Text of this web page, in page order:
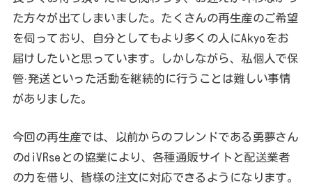
た方々が出てしまいました。たくさんの再生産のご希望
を伺っており、自分としてもより多くの人にAkyoをお
届けしたいと思っています。しかしながら、私個人で保
管·発送といった活動を継続的に行うことは難しい事情
がありました。
今回の再生産では、以前からのフレンドである勇夢さん
のdiVRseとの協業により、各種通販サイトと配送業者
の力を借り、皆様の注文に対応できるようになります。